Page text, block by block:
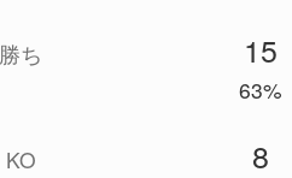
勝ち 15
63%
KO 8